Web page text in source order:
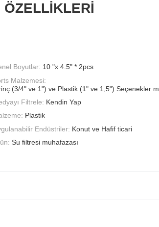
ÖZELLIKLERI
Boyutlar: 10 "x 4.5" * 2pcs
Malzemesi:
(3/4" ve 1") ve Plastik (1" ve 1,5") Seçenekler
Filtrele: Kendin Yap
Plastik
Endüstriler: Konut ve Hafif ticari
Su filtresi muhafazası